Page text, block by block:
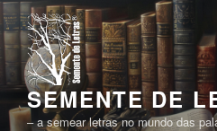
Saltar
para
o
conteúdo
SEMENTE DE
– a semear letras no mundo das